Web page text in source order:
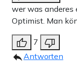
wer was anderes
Optimist. Man
7
Antworten